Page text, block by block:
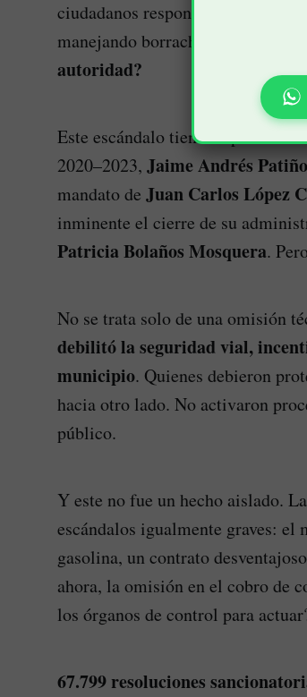
ciudadanos responsables
manejando borrachos, siguieron
autoridad?
Este escándalo tiene
2020–2023, Jaime Andrés
mandato de Juan Carlos López
inminente el cierre de su
Patricia Bolaños Mosquera.
No se trata solo de una omisión
debilitó la seguridad vial,
municipio. Quienes debieron
hacia otro lado. No activaron
público.
Y este no fue un hecho aislado.
escándalos igualmente graves: el
gasolina, un contrato
ahora, la omisión en el cobro de
los órganos de control para
67.799 resoluciones